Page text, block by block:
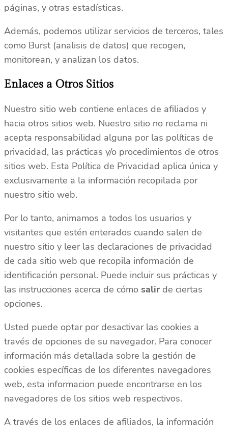
páginas, y otras estadísticas.
Además, podemos utilizar servicios de terceros, tales
como Burst (analisis de datos) que recogen,
monitorean, y analizan los datos.
Enlaces a Otros Sitios
Nuestro sitio web contiene enlaces de afiliados y
hacia otros sitios web. Nuestro sitio no reclama ni
acepta responsabilidad alguna por las políticas de
privacidad, las prácticas y/o procedimientos de otros
sitios web. Esta Política de Privacidad aplica única y
exclusivamente a la información recopilada por
nuestro sitio web.
Por lo tanto, animamos a todos los usuarios y
visitantes que estén enterados cuando salen de
nuestro sitio y leer las declaraciones de privacidad
de cada sitio web que recopila información de
identificación personal. Puede incluir sus prácticas y
las instrucciones acerca de cómo salir de ciertas
opciones.
Usted puede optar por desactivar las cookies a
través de opciones de su navegador. Para conocer
información más detallada sobre la gestión de
cookies específicas de los diferentes navegadores
web, esta informacion puede encontrarse en los
navegadores de los sitios web respectivos.
A través de los enlaces de afiliados, la información